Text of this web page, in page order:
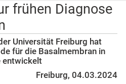
frühen Diagnose
Universität Freiburg hat
für die Basalmembran in
entwickelt
Freiburg, 04.03.2024